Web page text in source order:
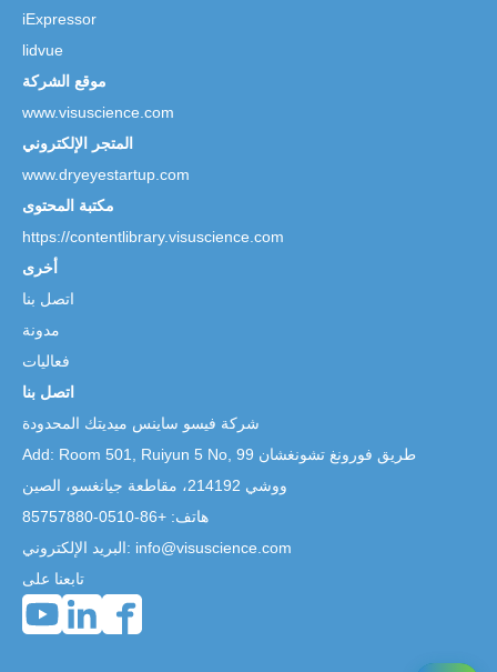
iExpressor
lidvue
موقع الشركة
www.visuscience.com
المتجر الإلكتروني
www.dryeyestartup.com
مكتبة المحتوى
https://contentlibrary.visuscience.com
أخرى
اتصل بنا
مدونة
فعاليات
اتصل بنا
شركة فيسو ساينس ميديتك المحدودة
Add: Room 501, Ruiyun 5 No,
99 طريق فورونغ تشونغشان
ووشي 214192، مقاطعة جيانغسو، الصين
هاتف: +86-0510-85757880
البريد الإلكتروني: info@visuscience.com
تابعنا على